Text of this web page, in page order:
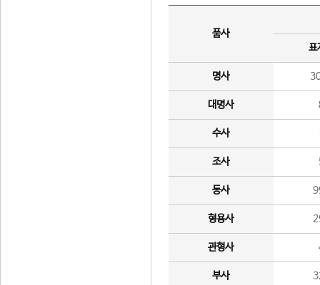
품사
표
명사
대명사
수사
조사
동사
형용사
관형사
부사